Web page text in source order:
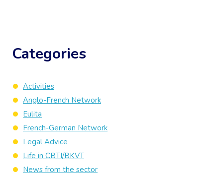
Categories
Activities
Anglo-French Network
Eulita
French-German Network
Legal Advice
Life in CBTI/BKVT
News from the sector